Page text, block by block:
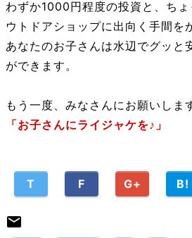
わずか1000円程度の投資と、ち
ウトドアショップに出向く手間を
あなたのお子さんは水辺でグッと
ができます。
もう一度、みなさんにお願いしま
「お子さんにライジャケを♪」
T F G+ B!